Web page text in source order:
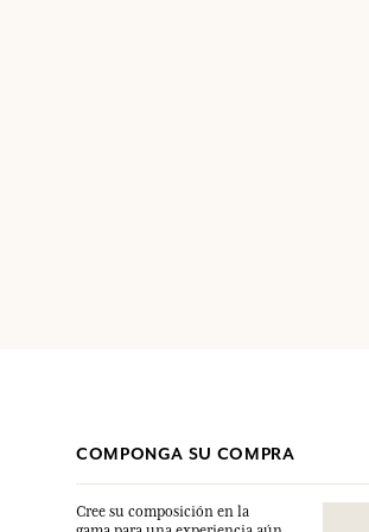
COMPONGA SU COMPRA
Cree su composición en la